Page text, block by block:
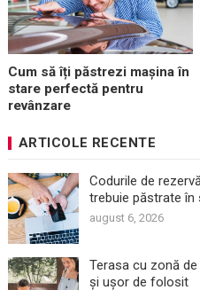
Cum să îți păstrezi mașina în
stare perfectă pentru
revânzare
ARTICOLE RECENTE
Codurile de
trebuie păstrate în
august 6, 2026
Terasa cu zonă
și ușor de folosit